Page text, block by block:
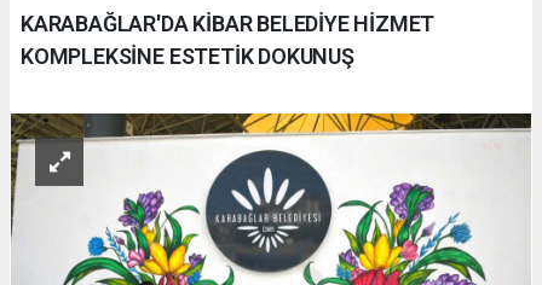
KARABAĞLAR'DA KİBAR BELEDİYE HİZMET
KOMPLEKSİNE ESTETİK DOKUNUŞ